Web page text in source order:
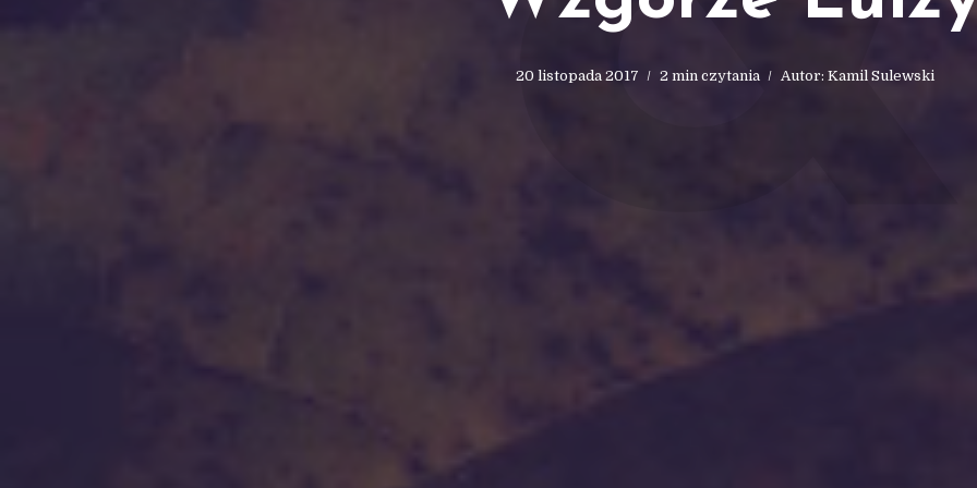
20 listopada 2017 2 min czytania Autor: Kamil Sulewski